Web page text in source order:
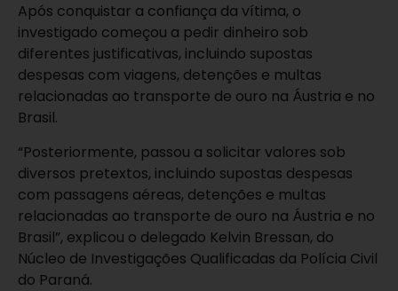
Após conquistar a confiança da vítima, o
investigado começou a pedir dinheiro sob
diferentes justificativas, incluindo supostas
despesas com viagens, detenções e multas
relacionadas ao transporte de ouro na Áustria e no
Brasil.
“Posteriormente, passou a solicitar valores sob
diversos pretextos, incluindo supostas despesas
com passagens aéreas, detenções e multas
relacionadas ao transporte de ouro na Áustria e no
Brasil”, explicou o delegado Kelvin Bressan, do
Núcleo de Investigações Qualificadas da Polícia Civil
do Paraná.